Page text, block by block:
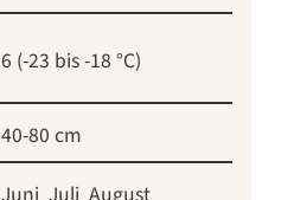
6 (-23 bis -18 °C)
40-80 cm